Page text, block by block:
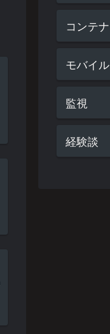
コンテナ
モバイル
監視
経験談